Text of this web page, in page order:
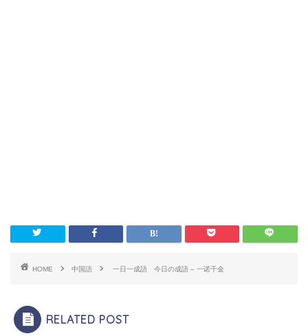
HOME 中国語 一日一成語 今日の成語 – 一诺千金
RELATED POST